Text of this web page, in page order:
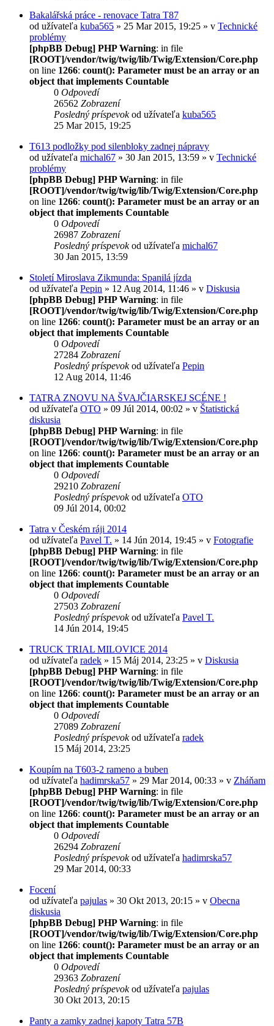
Bakalářská práce - renovace Tatra T87
od užívateľa kuba565 » 25 Mar 2015, 19:25 » v Technické
problémy
[phpBB Debug] PHP Warning: in file
[ROOT]/vendor/twig/twig/lib/Twig/Extension/Core.php
on line 1266: count(): Parameter must be an array or an
object that implements Countable
0 Odpovedí
26562 Zobrazení
Posledný príspevokod užívateľa kuba565
25 Mar 2015, 19:25
T613 podložky pod silenbloky zadnej nápravy
od užívateľa michal67 » 30 Jan 2015, 13:59 » v Technické
problémy
[phpBB Debug] PHP Warning: in file
[ROOT]/vendor/twig/twig/lib/Twig/Extension/Core.php
on line 1266: count(): Parameter must be an array or an
object that implements Countable
0 Odpovedí
26987 Zobrazení
Posledný príspevokod užívateľa michal67
30 Jan 2015, 13:59
Století Miroslava Zikmunda: Spanilá jízda
od užívateľa Pepin » 12 Aug 2014, 11:46 » v Diskusia
[phpBB Debug] PHP Warning: in file
[ROOT]/vendor/twig/twig/lib/Twig/Extension/Core.php
on line 1266: count(): Parameter must be an array or an
object that implements Countable
0 Odpovedí
27284 Zobrazení
Posledný príspevokod užívateľa Pepin
12 Aug 2014, 11:46
TATRA ZNOVU NA ŠVAJČIARSKEJ SCÉNE !
od užívateľa OTO » 09 Júl 2014, 00:02 » v Štatistická
diskusia
[phpBB Debug] PHP Warning: in file
[ROOT]/vendor/twig/twig/lib/Twig/Extension/Core.php
on line 1266: count(): Parameter must be an array or an
object that implements Countable
0 Odpovedí
29210 Zobrazení
Posledný príspevokod užívateľa OTO
09 Júl 2014, 00:02
Tatra v Českém ráji 2014
od užívateľa Pavel T. » 14 Jún 2014, 19:45 » v Fotografie
[phpBB Debug] PHP Warning: in file
[ROOT]/vendor/twig/twig/lib/Twig/Extension/Core.php
on line 1266: count(): Parameter must be an array or an
object that implements Countable
0 Odpovedí
27503 Zobrazení
Posledný príspevokod užívateľa Pavel T.
14 Jún 2014, 19:45
TRUCK TRIAL MILOVICE 2014
od užívateľa radek » 15 Máj 2014, 23:25 » v Diskusia
[phpBB Debug] PHP Warning: in file
[ROOT]/vendor/twig/twig/lib/Twig/Extension/Core.php
on line 1266: count(): Parameter must be an array or an
object that implements Countable
0 Odpovedí
27089 Zobrazení
Posledný príspevokod užívateľa radek
15 Máj 2014, 23:25
Koupím na T603-2 rameno a buben
od užívateľa hadimrska57 » 29 Mar 2014, 00:33 » v Zháňam
[phpBB Debug] PHP Warning: in file
[ROOT]/vendor/twig/twig/lib/Twig/Extension/Core.php
on line 1266: count(): Parameter must be an array or an
object that implements Countable
0 Odpovedí
26294 Zobrazení
Posledný príspevokod užívateľa hadimrska57
29 Mar 2014, 00:33
Focení
od užívateľa pajulas » 30 Okt 2013, 20:15 » v Obecna
diskusia
[phpBB Debug] PHP Warning: in file
[ROOT]/vendor/twig/twig/lib/Twig/Extension/Core.php
on line 1266: count(): Parameter must be an array or an
object that implements Countable
0 Odpovedí
29363 Zobrazení
Posledný príspevokod užívateľa pajulas
30 Okt 2013, 20:15
Panty a zamky zadnej kapoty Tatra 57B